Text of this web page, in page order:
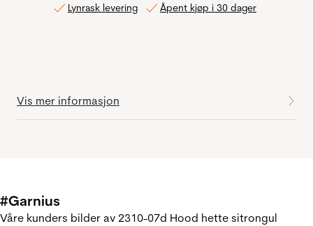
Lynrask levering Åpent kjøp i 30 dager
Vis mer informasjon
#Garnius
Våre kunders bilder av 2310-07d Hood hette sitrongul